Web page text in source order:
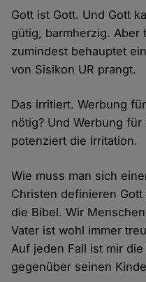
Gott ist Gott. Und Gott
gütig, barmherzig. Aber
zumindest behauptet
von Sisikon UR prangt.
Das irritiert. Werbung
nötig? Und Werbung
potenziert die Irritation.
Wie muss man sich
Christen definieren
die Bibel. Wir
Vater ist wohl immer
Auf jeden Fall ist mir
gegenüber seinen